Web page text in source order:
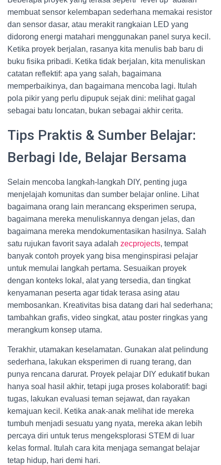
membuat sensor kelembapan sederhana memakai resistor
dan sensor dasar, atau merakit rangkaian LED yang
didorong energi matahari menggunakan panel surya kecil.
Ketika proyek berjalan, rasanya kita menulis bab baru di
buku fisika pribadi. Ketika tidak berjalan, kita menuliskan
catatan reflektif: apa yang salah, bagaimana
memperbaikinya, dan bagaimana mencoba lagi. Itulah
pola pikir yang perlu dipupuk sejak dini: melihat gagal
sebagai batu loncatan, bukan sebagai akhir cerita.
Tips Praktis & Sumber Belajar:
Berbagi Ide, Belajar Bersama
Selain mencoba langkah-langkah DIY, penting juga
menjelajah komunitas dan sumber belajar online. Lihat
bagaimana orang lain merancang eksperimen serupa,
bagaimana mereka menuliskannya dengan jelas, dan
bagaimana mereka mendokumentasikan hasilnya. Salah
satu rujukan favorit saya adalah zecprojects, tempat
banyak contoh proyek yang bisa menginspirasi pelajar
untuk memulai langkah pertama. Sesuaikan proyek
dengan konteks lokal, alat yang tersedia, dan tingkat
kenyamanan peserta agar tidak terasa asing atau
membosankan. Kreativitas bisa datang dari hal sederhana;
tambahkan grafis, video singkat, atau poster ringkas yang
merangkum konsep utama.
Terakhir, utamakan keselamatan. Gunakan alat pelindung
sederhana, lakukan eksperimen di ruang terang, dan
punya rencana darurat. Proyek pelajar DIY edukatif bukan
hanya soal hasil akhir, tetapi juga proses kolaboratif: bagi
tugas, lakukan evaluasi teman sejawat, dan rayakan
kemajuan kecil. Ketika anak-anak melihat ide mereka
tumbuh menjadi sesuatu yang nyata, mereka akan lebih
percaya diri untuk terus mengeksplorasi STEM di luar
kelas formal. Itulah cara kita menjaga semangat belajar
tetap hidup, hari demi hari.